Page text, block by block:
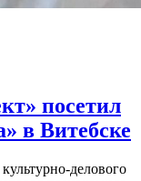
посетил
в Витебске
делового